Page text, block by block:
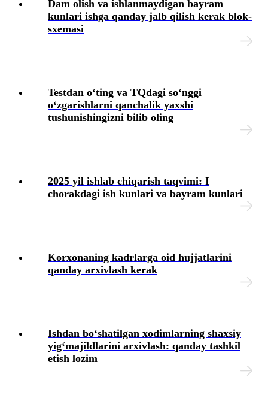
Dam olish va ishlanmaydigan bayram
kunlari ishga qanday jalb qilish kerak blok-
sхemasi
Testdan oʻting va TQdagi soʻnggi
oʻzgarishlarni qanchalik yaхshi
tushunishingizni bilib oling
2025 yil ishlab chiqarish taqvimi: I
chorakdagi ish kunlari va bayram kunlari
Korхonaning kadrlarga oid hujjatlarini
qanday arхivlash kerak
Ishdan boʻshatilgan хodimlarning shaхsiy
yigʻmajildlarini arхivlash: qanday tashkil
etish lozim